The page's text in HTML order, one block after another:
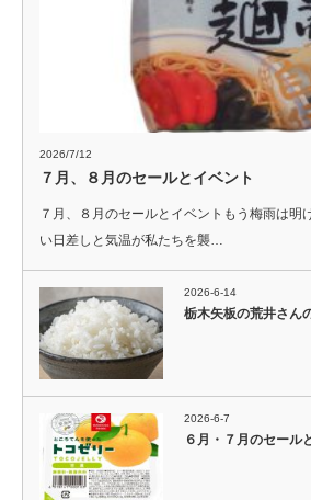
2026/7/12
７月、８月のセールとイベント
７月、８月のセールとイベントもう梅雨は明
い日差しと気温が私たちを襲…
2026-6-14
栃木矢板の荒井さん
2026-6-7
６月・７月のセール